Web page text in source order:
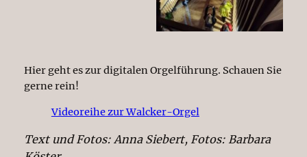
Hier geht es zur digitalen Orgelführung. Schauen Sie
gerne rein!
Videoreihe zur Walcker-Orgel
Text und Fotos: Anna Siebert, Fotos: Barbara